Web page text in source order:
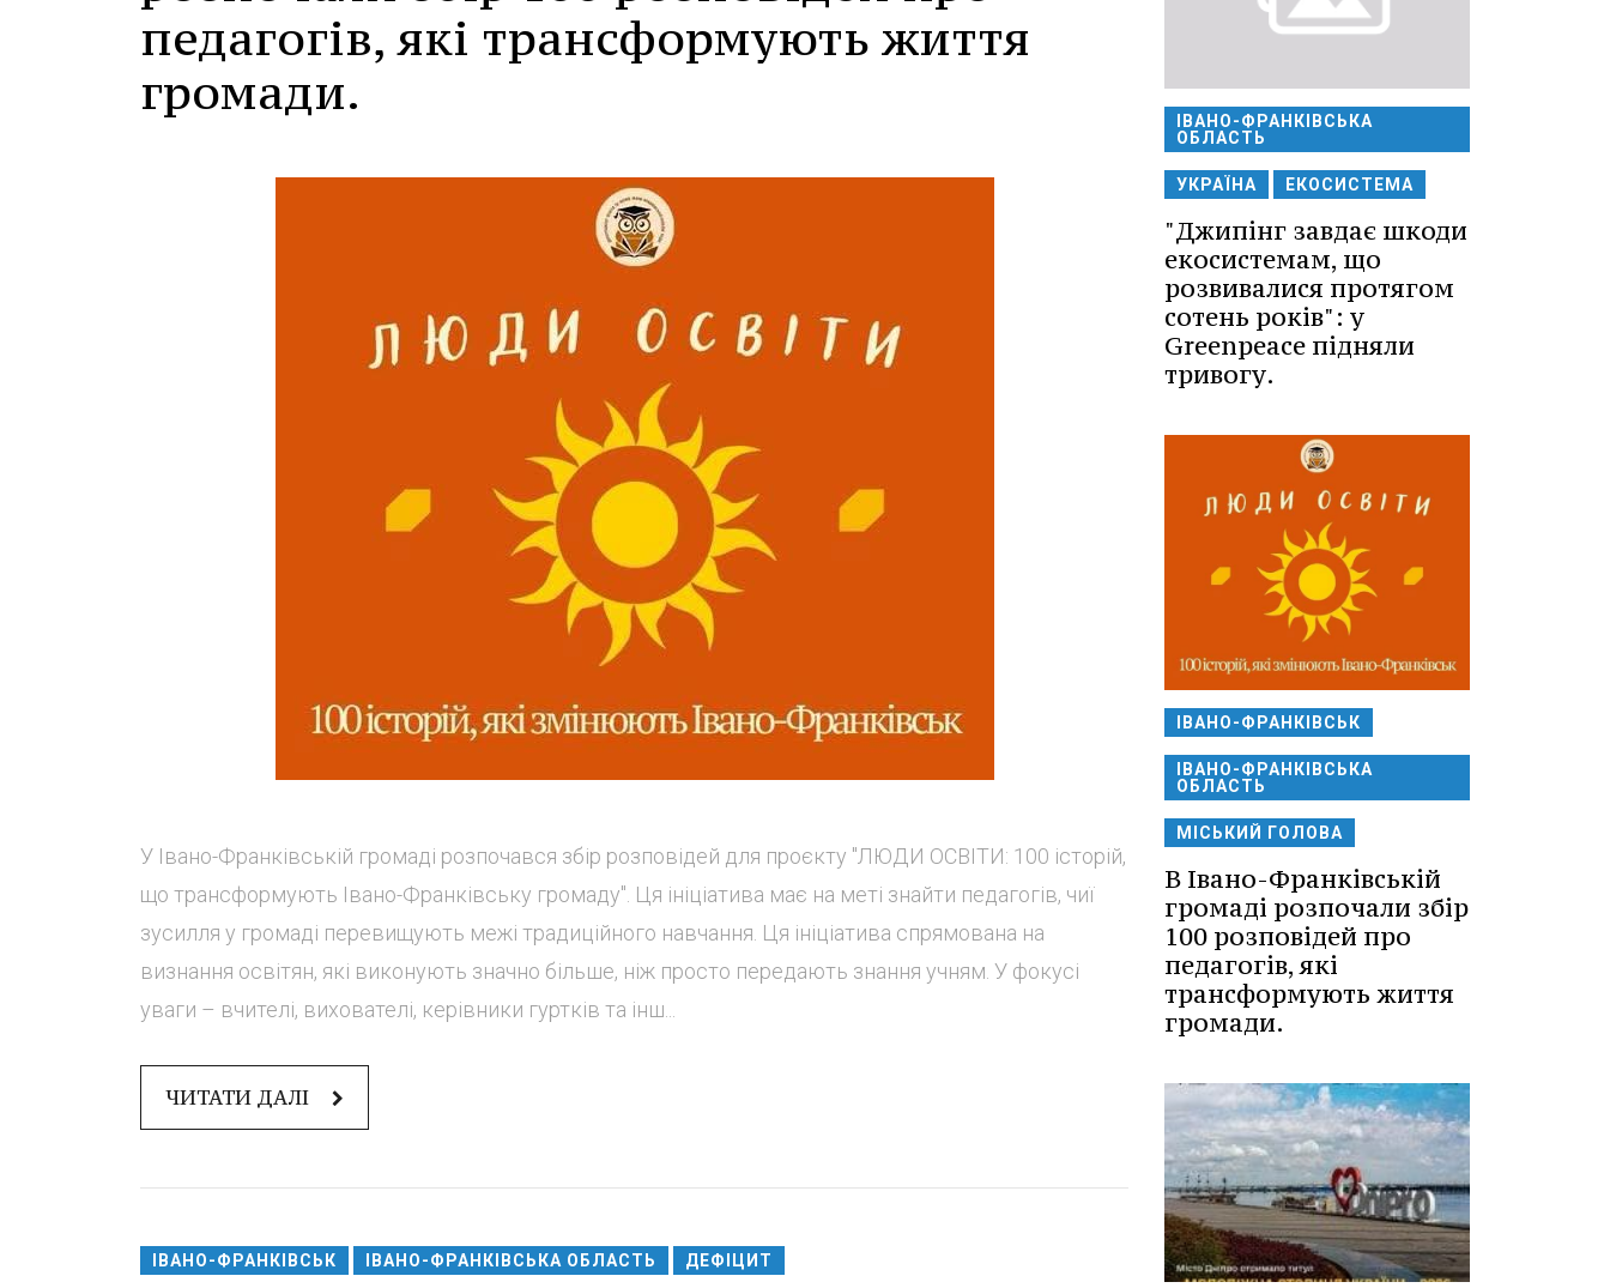
педагогів, які трансформують життя
громади.
У Івано-Франківській громаді розпочався збір розповідей для проєкту "ЛЮДИ ОСВІТИ: 100 історій,
що трансформують Івано-Франківську громаду". Ця ініціатива має на меті знайти педагогів, чиї
зусилля у громаді перевищують межі традиційного навчання. Ця ініціатива спрямована на
визнання освітян, які виконують значно більше, ніж просто передають знання учням. У фокусі
уваги – вчителі, вихователі, керівники гуртків та інш...
ЧИТАТИ ДАЛІ
ІВАНО-ФРАНКІВСЬК ІВАНО-ФРАНКІВСЬКА ОБЛАСТЬ ДЕФІЦИТ
ІВАНО-ФРАНКІВСЬКА
ОБЛАСТЬ
УКРАЇНА ЕКОСИСТЕМА
"Джипінг завдає шкоди
екосистемам, що
розвивалися протягом
сотень років": у
Greenpeace підняли
тривогу.
ІВАНО-ФРАНКІВСЬК
ІВАНО-ФРАНКІВСЬКА
ОБЛАСТЬ
МІСЬКИЙ ГОЛОВА
В Івано-Франківській
громаді розпочали збір
100 розповідей про
педагогів, які
трансформують життя
громади.